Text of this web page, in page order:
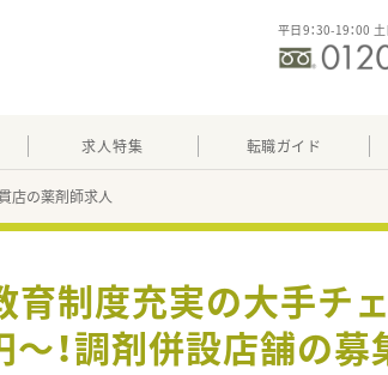
平日9：30-19：00
求人特集 転職ガイド
店の薬剤師求人
育制度充実の大手
！調剤併設店舗の